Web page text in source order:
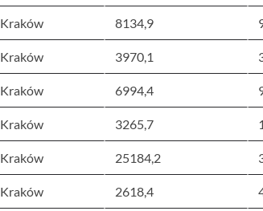
Kraków 8134,9
Kraków 3970,1
Kraków 6994,4
Kraków 3265,7
Kraków 25184,2
Kraków 2618,4